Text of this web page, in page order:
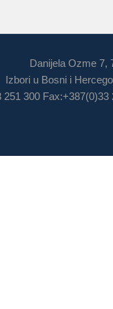
Danijela Ozme 7,
Izbori u Bosni i
251 300 Fax:+387(0)33